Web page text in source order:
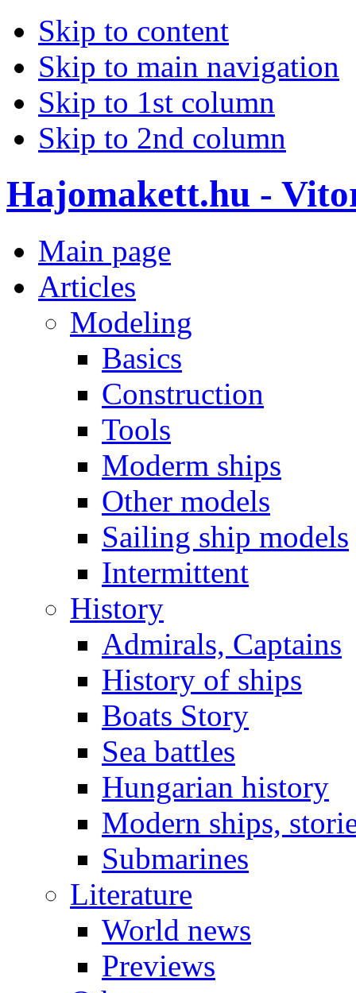
Skip to content
Skip to main navigation
Skip to 1st column
Skip to 2nd column
Hajomakett.hu -
Main page
Articles
Modeling
Basics
Construction
Tools
Moderm ships
Other models
Sailing ship models
Intermittent
History
Admirals, Captains
History of ships
Boats Story
Sea battles
Hungarian history
Modern ships,
Submarines
Literature
World news
Previews